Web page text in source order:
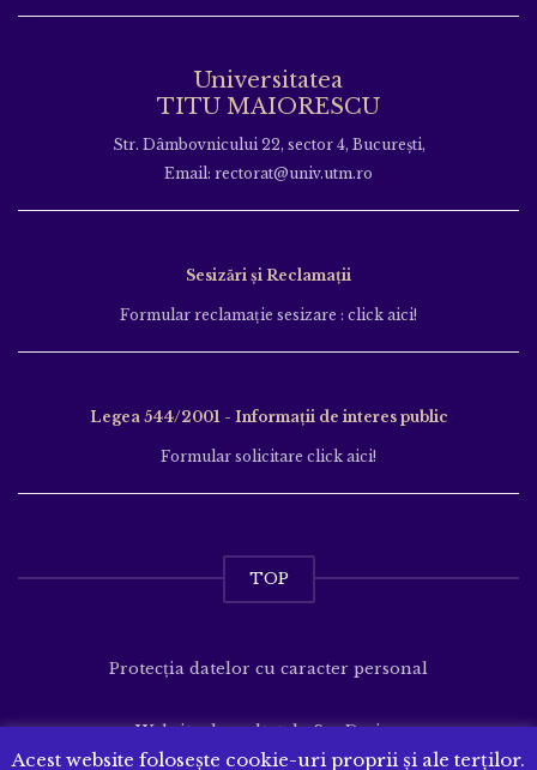
Universitatea
TITU MAIORESCU
Str. Dâmbovnicului 22, sector 4, București,
Email: rectorat@univ.utm.ro
Sesizări și Reclamații
Formular reclamație sesizare : click aici!
Legea 544/2001 - Informații de interes public
Formular solicitare click aici!
TOP
Protecția datelor cu caracter personal
Website dezvoltat deSenDesign
Acest website folosește cookie-uri proprii și ale terților.